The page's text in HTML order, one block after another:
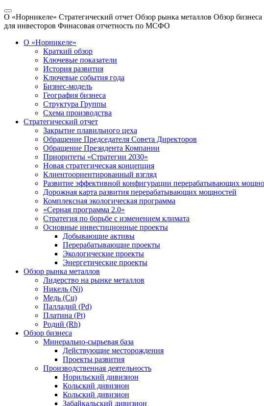
О «Норникеле» Стратегический отчет Обзор рынка металлов Обзор бизнеса
для инвесторов Финасовая отчетность по МСФО
О «Норникеле»
Краткий обзор
Ключевые показатели
История развития
Ключевые события года
Бизнес-модель
География бизнеса
Структура Группы
Схема производства
Стратегический отчет
Закрытие плавильного цеха
Обращение Председателя Совета Директоров
Обращение Президента Компании
Приоритеты «Стратегии 2030»
Новая стратегическая концепция
Клиентоориентированный взгляд
Развитие эффективной конфигурации перерабатывающих
Дорожная карта развития перерабатывающих мощностей
Комплексная экологическая программа
«Серная программа 2.0»
Стратегия по борьбе с изменением климата
Основные инвестиционные проекты
Добывающие активы
Перерабатывающие проекты
Экологические проекты
Энергетические проекты
Обзор рынка металлов
Лидерство на рынке металлов
Никель (Ni)
Медь (Cu)
Палладий (Pd)
Платина (Pt)
Родий (Rh)
Обзор бизнеса
Минерально-сырьевая база
Действующие месторождения
Проекты развития
Производственная деятельность
Норильский дивизион
Кольский дивизион
Кольский дивизион
Забайкальский дивизион